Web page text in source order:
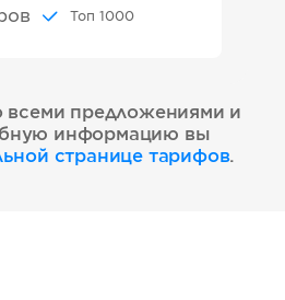
Топ 1000
всеми предложениями и
информацию вы
странице тарифов.